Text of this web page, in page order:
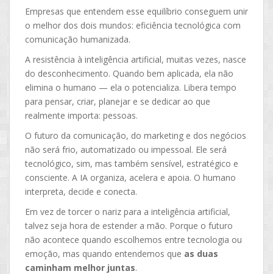
Empresas que entendem esse equilíbrio conseguem unir
o melhor dos dois mundos: eficiência tecnológica com
comunicação humanizada.
A resistência à inteligência artificial, muitas vezes, nasce
do desconhecimento. Quando bem aplicada, ela não
elimina o humano — ela o potencializa. Libera tempo
para pensar, criar, planejar e se dedicar ao que
realmente importa: pessoas.
O futuro da comunicação, do marketing e dos negócios
não será frio, automatizado ou impessoal. Ele será
tecnológico, sim, mas também sensível, estratégico e
consciente. A IA organiza, acelera e apoia. O humano
interpreta, decide e conecta.
Em vez de torcer o nariz para a inteligência artificial,
talvez seja hora de estender a mão. Porque o futuro
não acontece quando escolhemos entre tecnologia ou
emoção, mas quando entendemos que as duas
caminham melhor juntas.